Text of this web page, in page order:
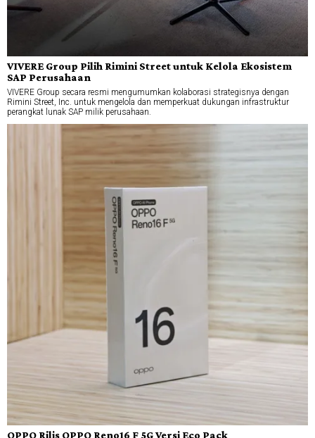
VIVERE Group Pilih Rimini Street untuk Kelola Ekosistem
SAP Perusahaan
VIVERE Group secara resmi mengumumkan kolaborasi strategisnya dengan
Rimini Street, Inc. untuk mengelola dan memperkuat dukungan infrastruktur
perangkat lunak SAP milik perusahaan.
OPPO Rilis OPPO Reno16 F 5G Versi Eco Pack